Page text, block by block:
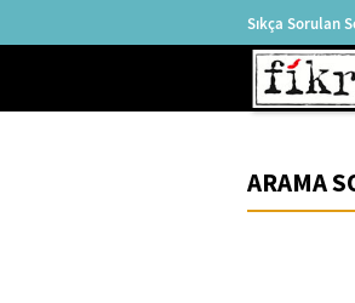
Sıkça Sorulan
ARAMA